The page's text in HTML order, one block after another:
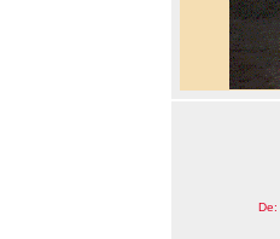
De: